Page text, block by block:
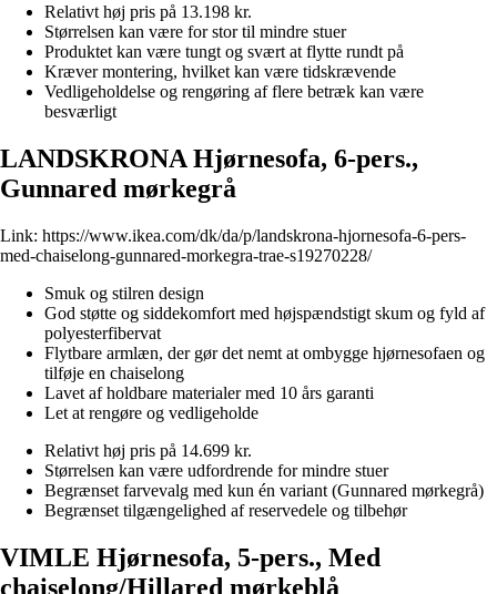
Relativt høj pris på 13.198 kr.
Størrelsen kan være for stor til mindre stuer
Produktet kan være tungt og svært at flytte rundt på
Kræver montering, hvilket kan være tidskrævende
Vedligeholdelse og rengøring af flere betræk kan være
besværligt
LANDSKRONA Hjørnesofa, 6-pers.,
Gunnared mørkegrå
Link: https://www.ikea.com/dk/da/p/landskrona-hjornesofa-6-pers-
med-chaiselong-gunnared-morkegra-trae-s19270228/
Smuk og stilren design
God støtte og siddekomfort med højspændstigt skum og fyld af
polyesterfibervat
Flytbare armlæn, der gør det nemt at ombygge hjørnesofaen og
tilføje en chaiselong
Lavet af holdbare materialer med 10 års garanti
Let at rengøre og vedligeholde
Relativt høj pris på 14.699 kr.
Størrelsen kan være udfordrende for mindre stuer
Begrænset farvevalg med kun én variant (Gunnared mørkegrå)
Begrænset tilgængelighed af reservedele og tilbehør
VIMLE Hjørnesofa, 5-pers., Med
chaiselong/Hillared mørkeblå